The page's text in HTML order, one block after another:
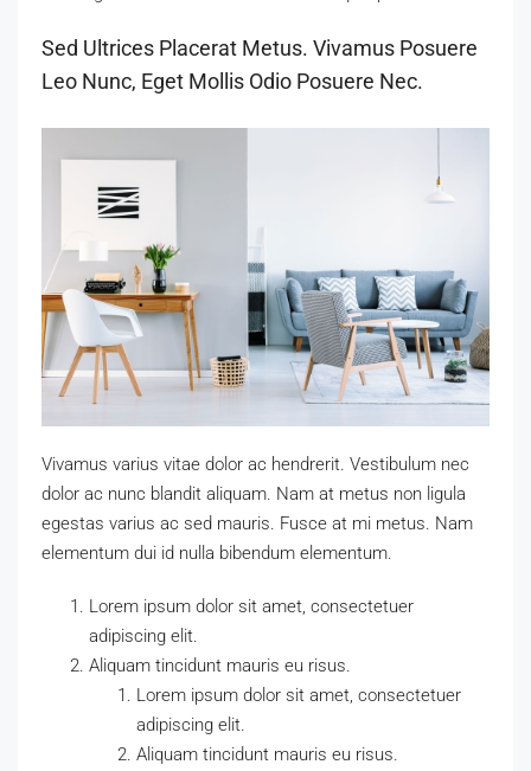
Sed Ultrices Placerat Metus. Vivamus Posuere
Leo Nunc, Eget Mollis Odio Posuere Nec.
Vivamus varius vitae dolor ac hendrerit. Vestibulum nec
dolor ac nunc blandit aliquam. Nam at metus non ligula
egestas varius ac sed mauris. Fusce at mi metus. Nam
elementum dui id nulla bibendum elementum.
Lorem ipsum dolor sit amet, consectetuer
adipiscing elit.
Aliquam tincidunt mauris eu risus.
Lorem ipsum dolor sit amet, consectetuer
adipiscing elit.
Aliquam tincidunt mauris eu risus.